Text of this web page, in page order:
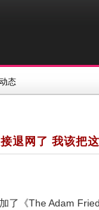
态
退网了 我该把
了《The Adam